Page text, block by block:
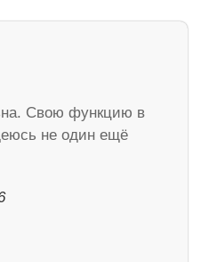
Свою функцию в
не один ещё